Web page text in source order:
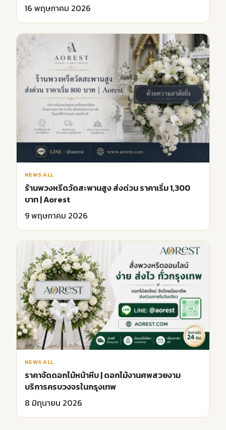
16 พฤษภาคม 2026
NEWS ALL
ร้านพวงหรีดวัดสะพานสูง ส่งด่วน ราคาเริ่ม 1,300
บาท | Aorest
9 พฤษภาคม 2026
NEWS ALL
ราคาจัดดอกไม้หน้าหีบ | ดอกไม้งานศพสวยงาม
บริการครบวงจรในกรุงเทพ
8 มิถุนายน 2026